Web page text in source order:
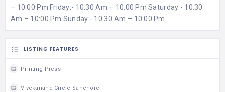
– 10:00 Pm Friday:- 10:30 Am – 10:00 Pm Saturday:- 10:30
Am – 10:00 Pm Sunday:- 10:30 Am – 10:00 Pm
LISTING FEATURES
Printing Press
Vivekanand Circle Sanchore